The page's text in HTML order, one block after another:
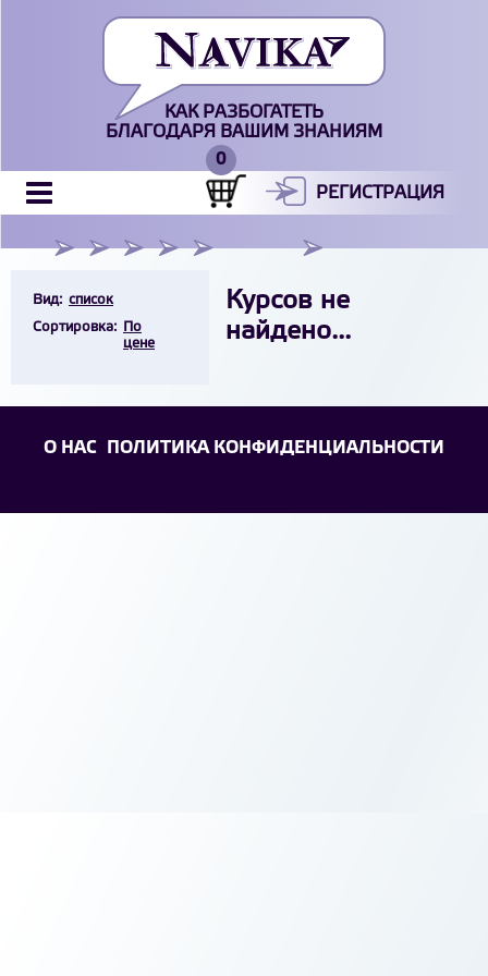
КАК РАЗБОГАТЕТЬ
БЛАГОДАРЯ ВАШИМ ЗНАНИЯМ
РЕГИСТРАЦИЯ
Вид: список
Cортировка:
По
цене
Курсов не
найдено...
О НАС ПОЛИТИКА КОНФИДЕНЦИАЛЬНОСТИ